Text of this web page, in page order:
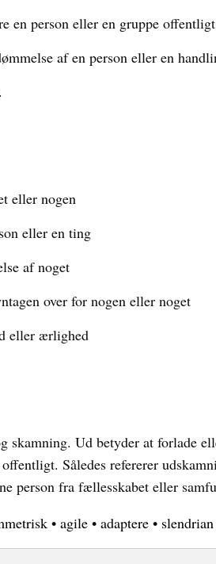
en person eller en gruppe
af en person eller en
eller nogen
eller en ting
af noget
over for nogen eller noget
eller ærlighed
Ud betyder at forlade
Således refererer
person fra fællesskabet eller
• agile • adaptere • slendrian